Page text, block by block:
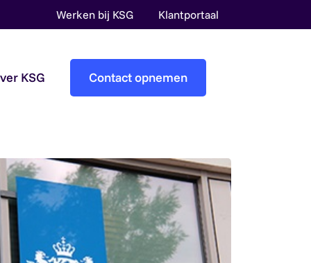
Werken bij KSG Klantportaal
audit services
KSG Contact opnemen